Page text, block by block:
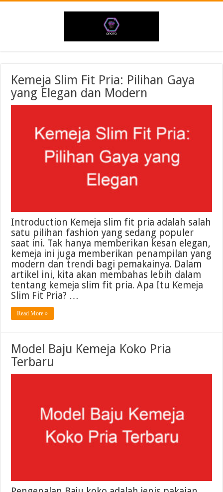
Kemeja Slim Fit Pria: Pilihan Gaya
yang Elegan dan Modern
Introduction Kemeja slim fit pria adalah salah
satu pilihan fashion yang sedang populer
saat ini. Tak hanya memberikan kesan elegan,
kemeja ini juga memberikan penampilan yang
modern dan trendi bagi pemakainya. Dalam
artikel ini, kita akan membahas lebih dalam
tentang kemeja slim fit pria. Apa Itu Kemeja
Slim Fit Pria? …
Read More »
Model Baju Kemeja Koko Pria
Terbaru